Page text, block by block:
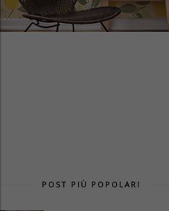
POST PIÙ POPOLARI